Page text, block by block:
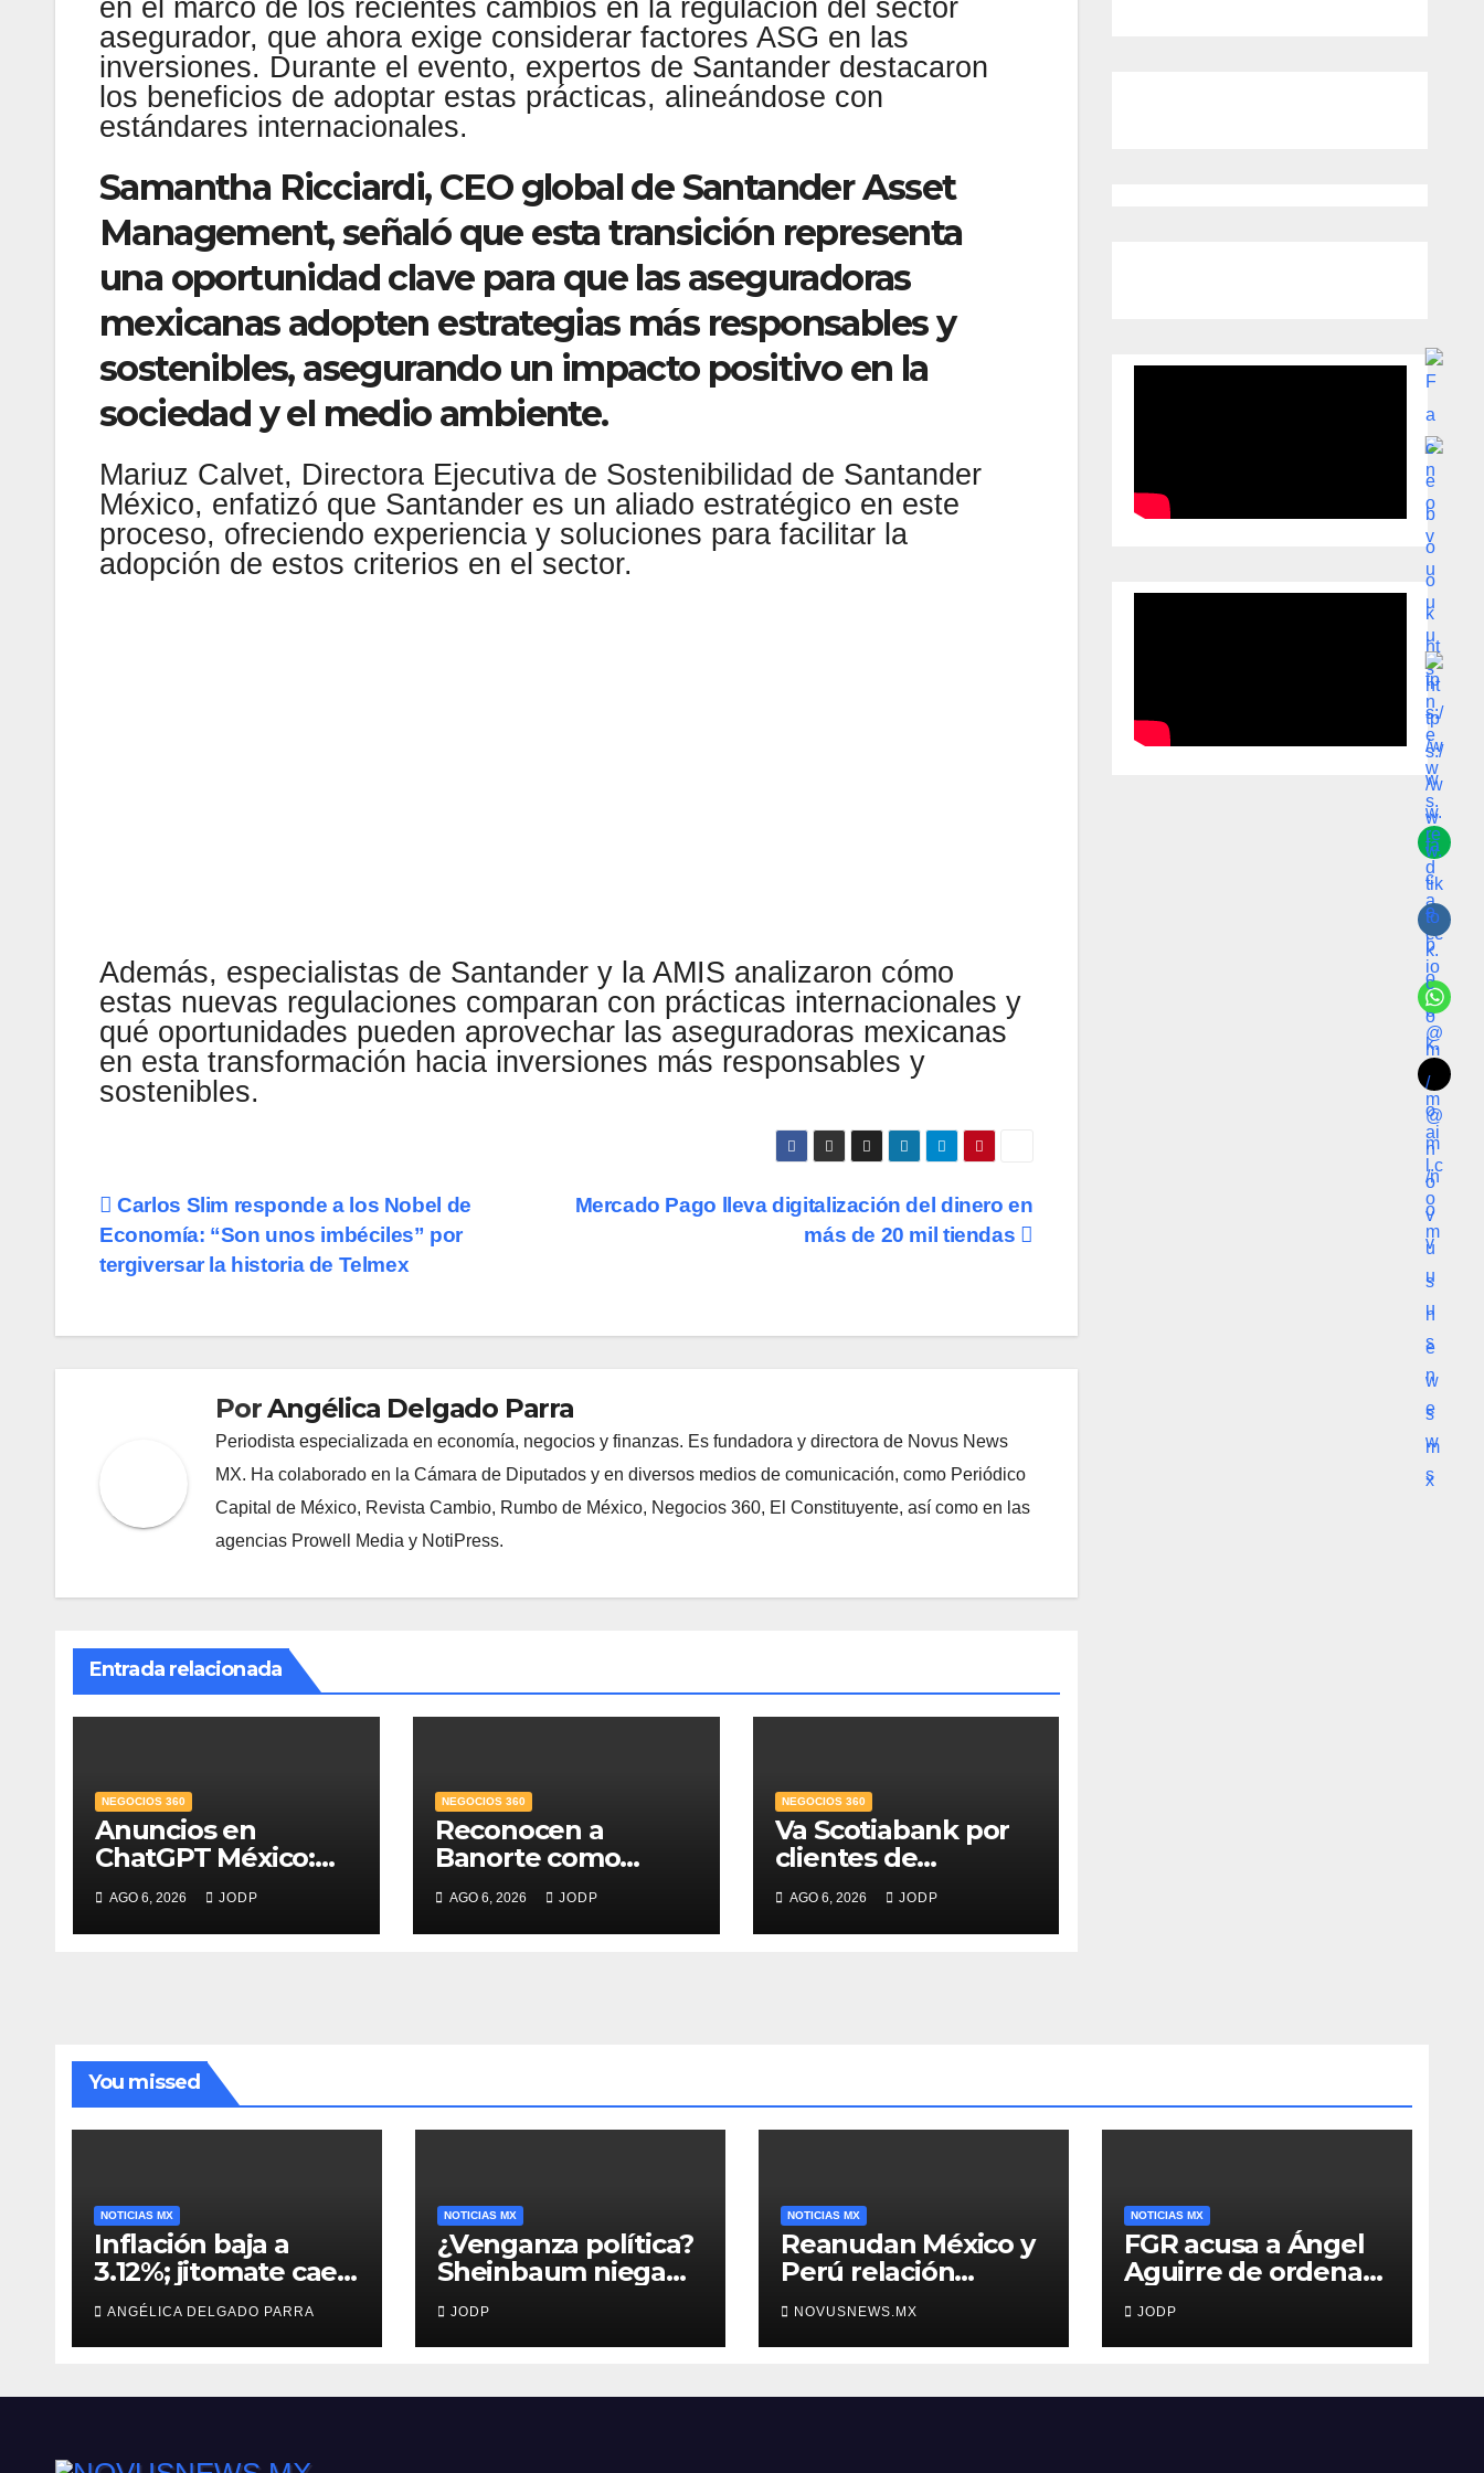
en el marco de los recientes cambios en la regulación del sector
asegurador, que ahora exige considerar factores ASG en las
inversiones. Durante el evento, expertos de Santander destacaron
los beneficios de adoptar estas prácticas, alineándose con
estándares internacionales.
Samantha Ricciardi, CEO global de Santander Asset
Management, señaló que esta transición representa
una oportunidad clave para que las aseguradoras
mexicanas adopten estrategias más responsables y
sostenibles, asegurando un impacto positivo en la
sociedad y el medio ambiente.
Mariuz Calvet, Directora Ejecutiva de Sostenibilidad de Santander
México, enfatizó que Santander es un aliado estratégico en este
proceso, ofreciendo experiencia y soluciones para facilitar la
adopción de estos criterios en el sector.
Además, especialistas de Santander y la AMIS analizaron cómo
estas nuevas regulaciones comparan con prácticas internacionales y
qué oportunidades pueden aprovechar las aseguradoras mexicanas
en esta transformación hacia inversiones más responsables y
sostenibles.
Navegación
de
Mercado Pago lleva digitalización del dinero en
más de 20 mil tiendas
Carlos Slim responde a los Nobel de
Economía: “Son unos imbéciles” por
tergiversar la historia de Telmex
PorAngélica Delgado Parra
Periodista especializada en economía, negocios y finanzas. Es fundadora y directora de Novus News
MX. Ha colaborado en la Cámara de Diputados y en diversos medios de comunicación, como Periódico
Capital de México, Revista Cambio, Rumbo de México, Negocios 360, El Constituyente, así como en las
agencias Prowell Media y NotiPress.
Entrada relacionada
NEGOCIOS 360
Anuncios en
ChatGPT México:
¿quién los verá y
qué pasará con las
conversaciones?
AGO 6, 2026 JODP
NEGOCIOS 360
Reconocen a
Banorte como
Mejor Banco para
PyMEs; supera 14%
del mercado
AGO 6, 2026 JODP
NEGOCIOS 360
Va Scotiabank por
clientes de
patrimonio
emergente
AGO 6, 2026 JODP
You missed
NOTICIAS MX
Inflación baja a
3.12%; jitomate cae
29%, pero cebolla y
vuelos se encarecen
ANGÉLICA DELGADO PARRA
NOTICIAS MX
¿Venganza política?
Sheinbaum niega
mano negra en
captura de Ángel
Aguirre
JODP
NOTICIAS MX
Reanudan México y
Perú relación
diplomática
NOVUSNEWS.MX
NOTICIAS MX
FGR acusa a Ángel
Aguirre de ordenar
destruir videos
clave del caso
Ayotzinapa
JODP